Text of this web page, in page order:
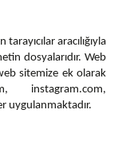
aracılığıyla
dosyalarıdır. Web
sitemize ek olarak
instagram.com,
uygulanmaktadır.